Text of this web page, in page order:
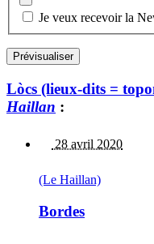
Je veux recevoir la
Lòcs (lieux-dits =
Haillan :
28 avril 2020
(Le Haillan)
Bordes